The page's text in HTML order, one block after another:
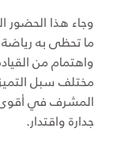
وجاء هذا الحضور
ما تحظى به رياضة
واهتمام من
مختلف سبل
المشرف في أقوى
جدارة واقتدار.